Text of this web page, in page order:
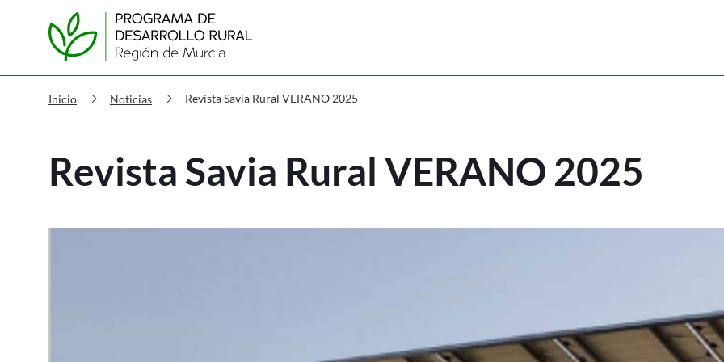
PDR Revista Savia Rural VERANO 2025
Inicio chevron_right Noticias chevron_right Revista Savia Rural VERANO 2025
Revista Savia Rural VERANO 2025